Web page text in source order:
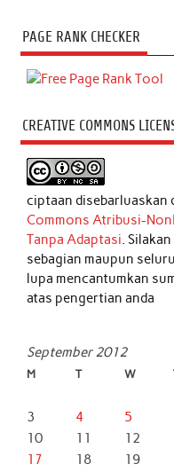
PAGE RANK CHECKER
CREATIVE COMMONS
ciptaan disebarluaskan
Commons Atribusi-
Tanpa Adaptasi.
sebagian maupun
lupa mencantumkan
atas pengertian anda
September 2012
M T W
3
4 5
10
11 12
17
18 19